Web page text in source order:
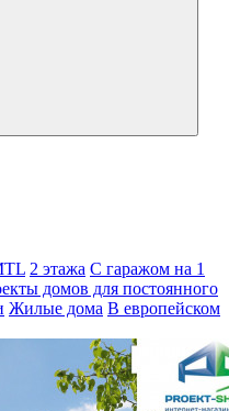
2 этажа С гаражом на 1
домов для постоянного
Жилые дома В европейском